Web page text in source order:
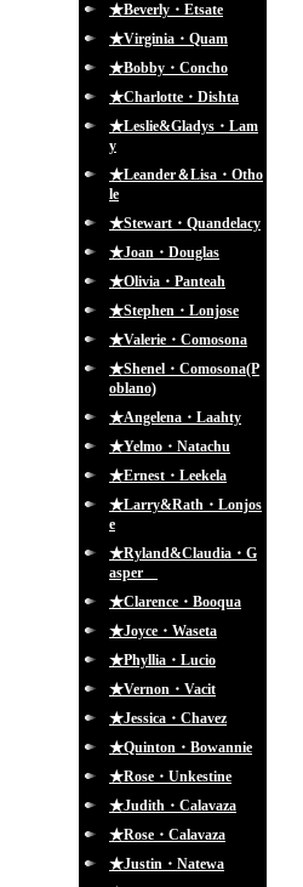
★Beverly・Etsate
★Virginia・Quam
★Bobby・Concho
★Charlotte・Dishta
★Leslie&Gladys・Lam
y
★Leander＆Lisa・Otho
le
★Stewart・Quandelacy
★Joan・Douglas
★Olivia・Panteah
★Stephen・Lonjose
★Valerie・Comosona
★Shenel・Comosona(P
oblano)
★Angelena・Laahty
★Yelmo・Natachu
★Ernest・Leekela
★Larry&Rath・Lonjos
e
★Ryland&Claudia・G
asper
★Clarence・Booqua
★Joyce・Waseta
★Phyllia・Lucio
★Vernon・Vacit
★Jessica・Chavez
★Quinton・Bowannie
★Rose・Unkestine
★Judith・Calavaza
★Rose・Calavaza
★Justin・Natewa